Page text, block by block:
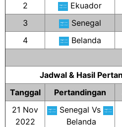
2
Ekuador
3
Senegal
4
Belanda
Jadwal & Hasil
Tanggal
Pertandingan
21 Nov
2022
Senegal Vs
Belanda